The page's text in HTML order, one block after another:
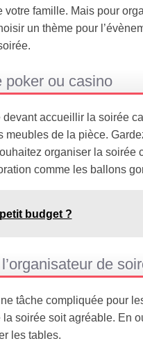
famille. Mais pour
un thème pour
poker ou casino
accueillir la soirée
de la pièce.
organiser la soirée
comme les ballons
budget ?
de
tâche compliquée pour
soirée soit agréable. En
les tables.